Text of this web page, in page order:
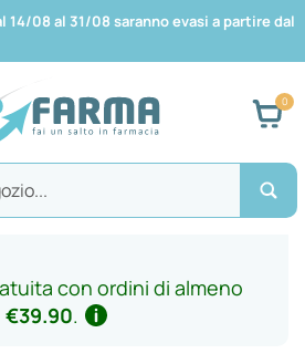
08 al 31/08 saranno evasi a partire dal
con ordini di almeno
€39.90.